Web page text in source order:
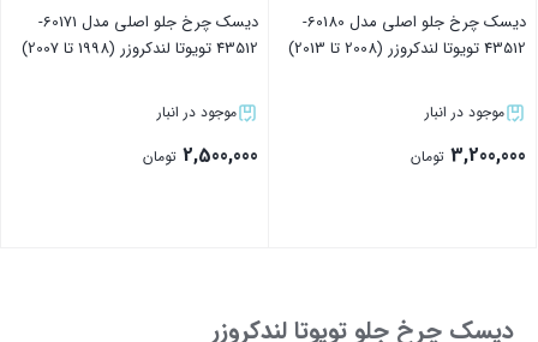
دیسک چرخ جلو اصلی مدل 60180-
43512 تویوتا لندکروزر (2008 تا 2013)
موجود در انبار
3,200,000 تومان
دیسک چرخ جلو اصلی مدل 60171-
43512 تویوتا لندکروزر (1998 تا 2007)
موجود در انبار
2,500,000 تومان
دیسک چرخ جلو تویوتا لندکروزر